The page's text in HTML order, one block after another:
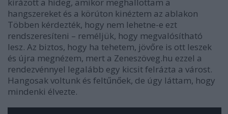
hangszereket és a körúton kinéztem az ablakon
Többen kérdezték, hogy nem lehetne-e ezt
rendszeresíteni – reméljük, hogy megvalósítható
lesz. Az biztos, hogy ha tehetem, jövőre is ott leszek
és újra megnézem, mert a Zeneszöveg.hu ezzel a
rendezvénnyel legalább egy kicsit felrázta a várost.
Hangosak voltunk és feltűnőek, de úgy láttam, hogy
mindenki élvezte.